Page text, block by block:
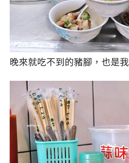
晚來就吃不到的豬腳，也是